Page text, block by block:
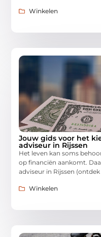
Winkelen
Jouw gids voor het
adviseur in Rijssen
Het leven kan soms
op financiën aankomt.
adviseur in Rijssen
Winkelen